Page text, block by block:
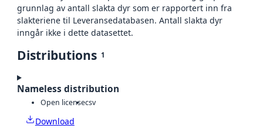
grunnlag av antall slakta dyr som er rapportert inn fra
slakteriene til Leveransedatabasen. Antall slakta dyr
inngår ikke i dette datasettet.
Distributions 1
Nameless distribution
Open licensecsv
Download